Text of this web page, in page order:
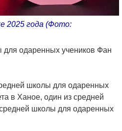
2025 года (Фото:
для одаренных учеников Фан
школы для одаренных
в Ханое, один из средней
школы для одаренных